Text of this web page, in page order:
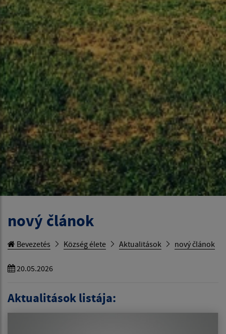
nový článok
Bevezetés Község élete Aktualitások nový článok
20.05.2026
Aktualitások listája: